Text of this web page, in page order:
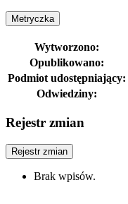
Metryczka
Wytworzono:
Opublikowano:
Podmiot udostępniający:
Odwiedziny:
Rejestr zmian
Rejestr zmian
Brak wpisów.